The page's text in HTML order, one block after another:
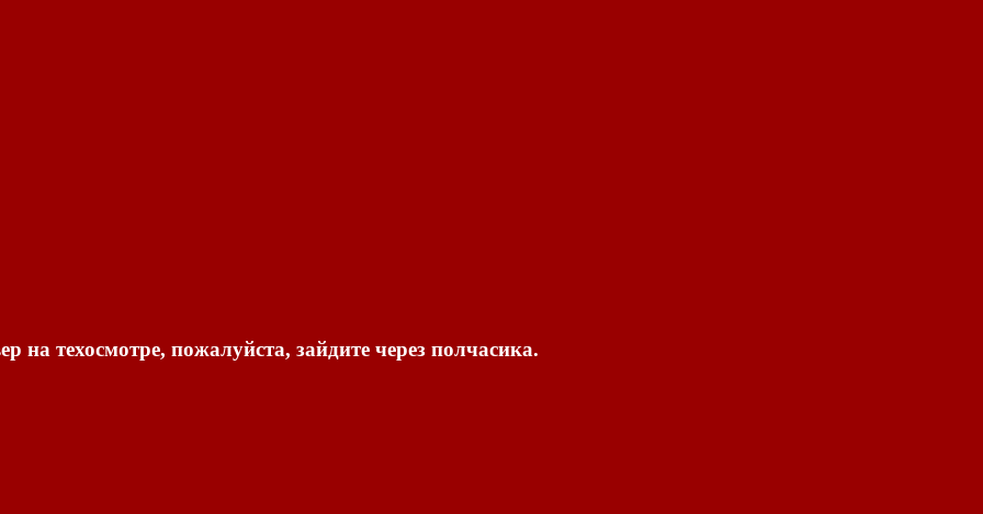
на техосмотре, пожалуйста, зайдите через полчасика.